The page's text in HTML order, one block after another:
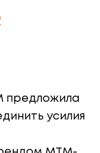
предложила
усилия